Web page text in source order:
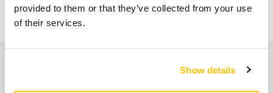
provided to them or that they’ve collected from your use
of their services.
Show details
Seguimiento de envío
Nuestros servicios